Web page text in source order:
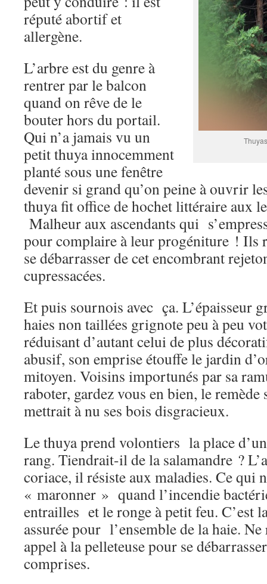
réputé abortif et
allergène.
L’arbre est du genre à
rentrer par le balcon
quand on rêve de le
bouter hors du portail.
Qui n’a jamais vu un
petit thuya innocemment
planté sous une fenêtre
devenir si grand qu’on peine à ouvrir
thuya fit office de hochet littéraire aux
Malheur aux ascendants qui
pour complaire à leur progéniture ! Ils
se débarrasser de cet encombrant
cupressacées.
Et puis sournois avec ça. L’épaisseur
haies non taillées grignote peu à peu
réduisant d’autant celui de plus
abusif, son emprise étouffe le jardin
mitoyen. Voisins importunés par sa
raboter, gardez vous en bien, le
mettrait à nu ses bois disgracieux.
Le thuya prend volontiers la place
rang. Tiendrait-il de la salamandre ?
coriace, il résiste aux maladies. Ce qui
« maronner » quand l’incendie
entrailles et le ronge à petit feu. C’est
assurée pour l’ensemble de la haie. Ne
appel à la pelleteuse pour se
comprises.